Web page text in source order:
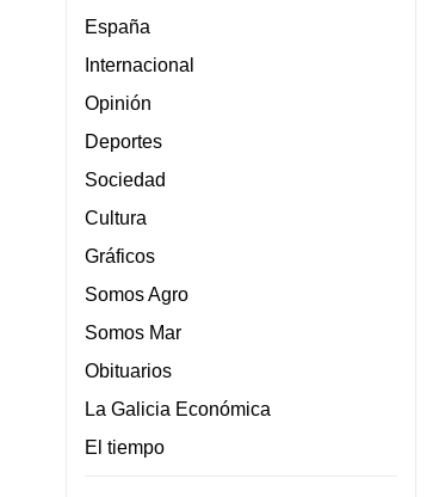
España
Internacional
Opinión
Deportes
Sociedad
Cultura
Gráficos
Somos Agro
Somos Mar
Obituarios
La Galicia Económica
El tiempo